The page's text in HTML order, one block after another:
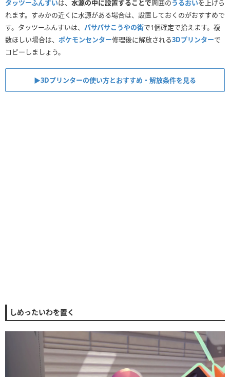
タッツーふんすいは、 水源の中に設置することで周囲のうるおいを上げら
れます。すみかの近くに水源がある場合は、設置しておくのがおすすめで
す。タッツーふんすいは、 パサパサこうやの街で1個確定で拾えます。複
数ほしい場合は、 ポケモンセンター修理後に解放される3Dプリンターで
コピーしましょう。
▶︎3Dプリンターの使い方とおすすめ・解放条件を見る
しめったいわを置く